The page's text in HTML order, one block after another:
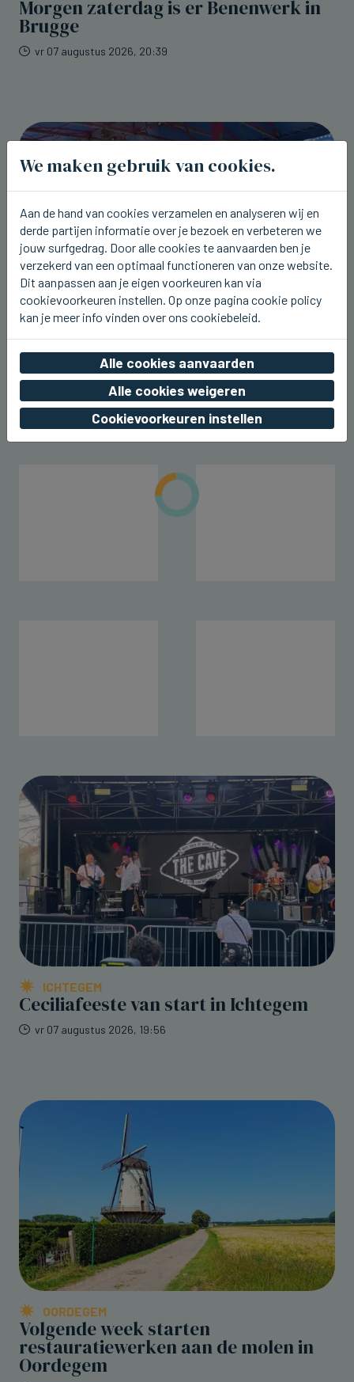
Morgen zaterdag is er Benenwerk in
Brugge
vr 07 augustus 2026, 20:39
Dit weekend kermis rond het station
van Beernem
vr 07 augustus 2026, 20:17
ICHTEGEM
Ceciliafeeste van start in Ichtegem
vr 07 augustus 2026, 19:56
OORDEGEM
Volgende week starten
restauratiewerken aan de molen in
Oordegem
We maken gebruik van cookies.
Aan de hand van cookies verzamelen en analyseren wij en
derde partijen informatie over je bezoek en verbeteren we
jouw surfgedrag. Door alle cookies te aanvaarden ben je
verzekerd van een optimaal functioneren van onze website.
Dit aanpassen aan je eigen voorkeuren kan via
cookievoorkeuren instellen. Op onze pagina cookie policy
kan je meer info vinden over ons cookiebeleid.
Alle cookies aanvaarden
Alle cookies weigeren
Cookievoorkeuren instellen